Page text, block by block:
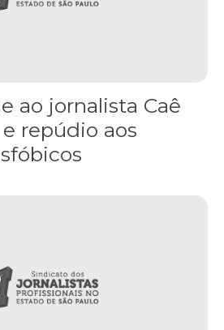
ao jornalista Caê
repúdio aos